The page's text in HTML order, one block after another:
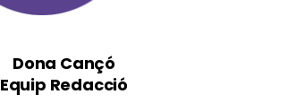
Dona Cançó
Equip Redacció